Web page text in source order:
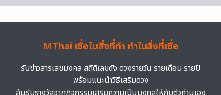
MThai เชื่อในสิ่งที่ทำ ทำในสิ่งที่เชื่อ
รับข่าวสารเลขมงคล สถิติเลขดัง ดวงรายวัน รายเดือน รายปี
พร้อมแนะนำวิธีเสริมดวง